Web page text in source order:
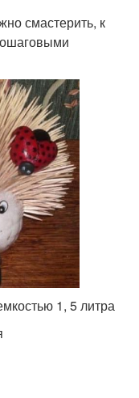
смастерить, к
1, 5 литра